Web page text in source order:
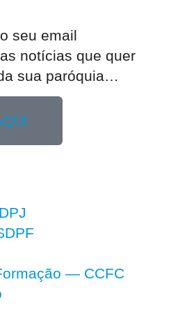
seu email​
notícias que quer
sua paróquia…
— CCFC